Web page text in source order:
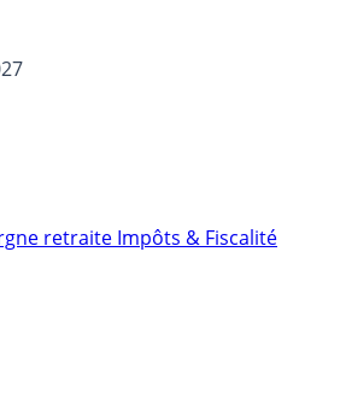
retraite Impôts & Fiscalité